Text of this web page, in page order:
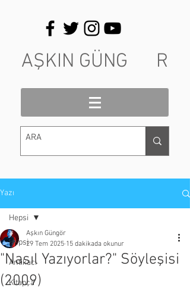
AŞKIN GÜNG R
Yazı
Hepsi
Antikacı
Kitapça
Hepsi
"Nasıl Yazıyorlar?" Söyleşisi
(2009)
Aşkın Güngör
29 Tem 2025 15 dakikada okunur